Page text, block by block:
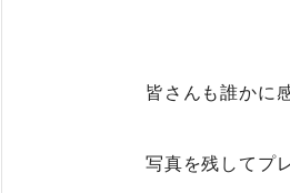
皆さんも誰かに
写真を残してプ